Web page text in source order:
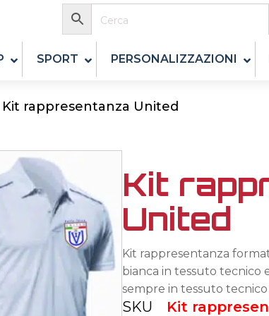
SPORT PERSONALIZZAZIONI
Kit rappresentanza United
Kit
United
Kit rappresentanza
bianca in tessuto tecnico
sempre in tessuto tecnico
SKU Kit